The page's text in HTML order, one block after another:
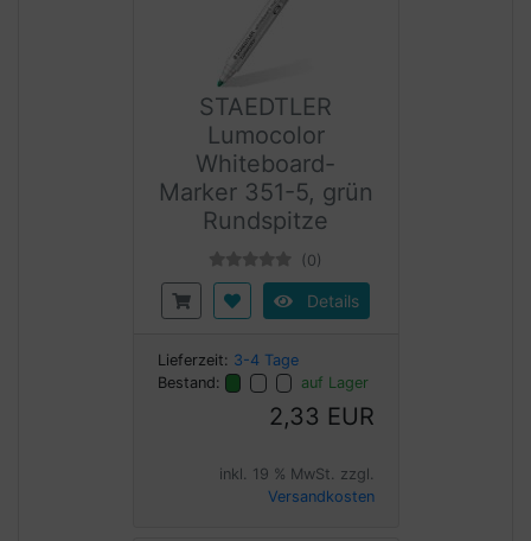
STAEDTLER
Lumocolor
Whiteboard-
Marker 351-5, grün
Rundspitze
(0)
Details
Lieferzeit: 3-4 Tage
Bestand:
auf Lager
2,33 EUR
inkl. 19 % MwSt. zzgl.
Versandkosten